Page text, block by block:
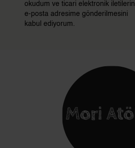
okudum ve ticari elektronik iletilerin
e-posta adresime gönderilmesini
kabul ediyorum.